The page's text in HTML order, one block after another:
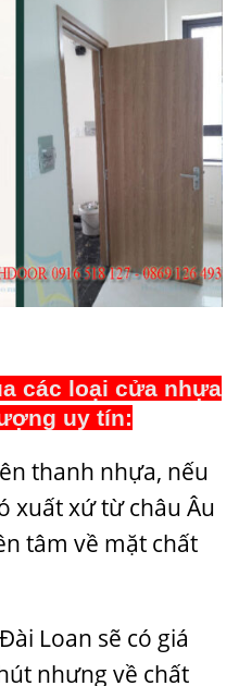
các loại cửa nhựa
uy tín:
thanh nhựa, nếu
xuất xứ từ châu Âu
tâm về mặt chất
Loan sẽ có giá
nhưng về chất